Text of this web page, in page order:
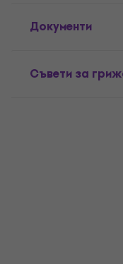
Документи
Съвети за